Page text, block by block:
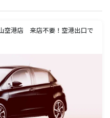
空港店 来店不要！空港出口で